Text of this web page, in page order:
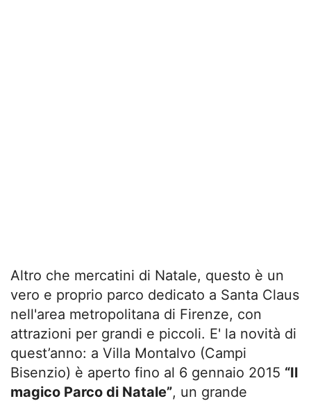
Altro che mercatini di Natale, questo è un
vero e proprio parco dedicato a Santa Claus
nell'area metropolitana di Firenze, con
attrazioni per grandi e piccoli. E' la novità di
quest’anno: a Villa Montalvo (Campi
Bisenzio) è aperto fino al 6 gennaio 2015 “Il
magico Parco di Natale”, un grande